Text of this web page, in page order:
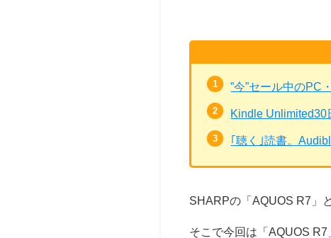
”今”セール中のPC
Kindle Unlimited30
｢聴く｣読書。
SHARPの「AQUOS R7」
そこで今回は「AQUOS